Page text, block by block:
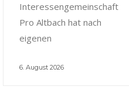
Interessengemeinschaft
Pro Altbach hat nach
eigenen
6. August 2026